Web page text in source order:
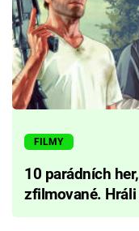
FILMY
10 parádních
zfilmované.